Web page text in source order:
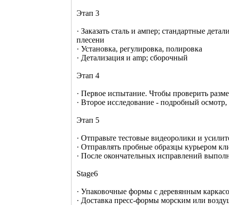
Этап 3
· Заказать сталь и ампер; стандартные
плесени
· Установка, регулировка, полировка
· Детализация и amp; сборочный
Этап 4
· Первое испытание. Чтобы проверить
· Второе исследование - подробный
Этап 5
· Отправьте тестовые видеоролики и
· Отправлять пробные образцы курьером
· После окончательных исправлений
Stage6
· Упаковочные формы с деревянным
· Доставка пресс-формы морским или